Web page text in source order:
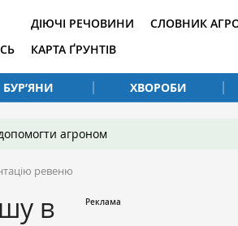
ДІЮЧІ РЕЧОВИНИ
КАРТА ҐРУНТІВ
СЛОВНИК
БУР’ЯНИ ХВОРОБИ
агроном
ревеню
в